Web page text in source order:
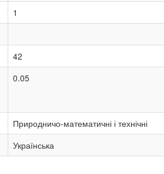
1
42
0.05
Природничо-математичні і технічні
Українська